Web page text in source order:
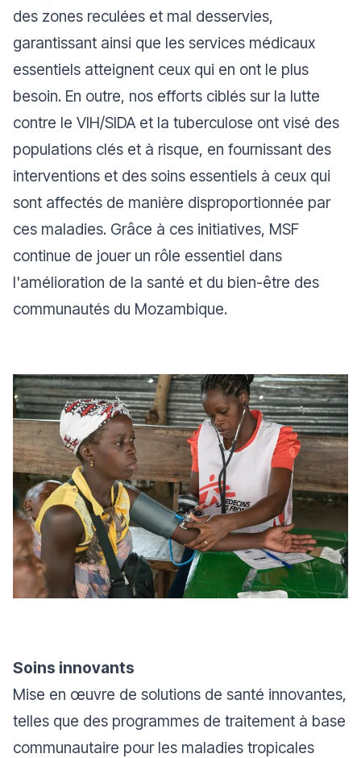
des zones reculées et mal desservies,
garantissant ainsi que les services médicaux
essentiels atteignent ceux qui en ont le plus
besoin. En outre, nos efforts ciblés sur la lutte
contre le VIH/SIDA et la tuberculose ont visé des
populations clés et à risque, en fournissant des
interventions et des soins essentiels à ceux qui
sont affectés de manière disproportionnée par
ces maladies. Grâce à ces initiatives, MSF
continue de jouer un rôle essentiel dans
l'amélioration de la santé et du bien-être des
communautés du Mozambique.
Soins innovants
Mise en œuvre de solutions de santé innovantes,
telles que des programmes de traitement à base
communautaire pour les maladies tropicales